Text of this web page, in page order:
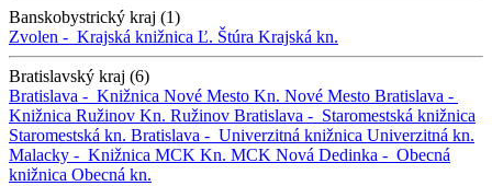
Banskobystrický kraj (1)
Zvolen - Krajská knižnica Ľ. Štúra Krajská kn.
Bratislavský kraj (6)
Bratislava - Knižnica Nové Mesto Kn. Nové Mesto Bratislava -
Knižnica Ružinov Kn. Ružinov Bratislava - Staromestská knižnica
Staromestská kn. Bratislava - Univerzitná knižnica Univerzitná kn.
Malacky - Knižnica MCK Kn. MCK Nová Dedinka - Obecná
knižnica Obecná kn.